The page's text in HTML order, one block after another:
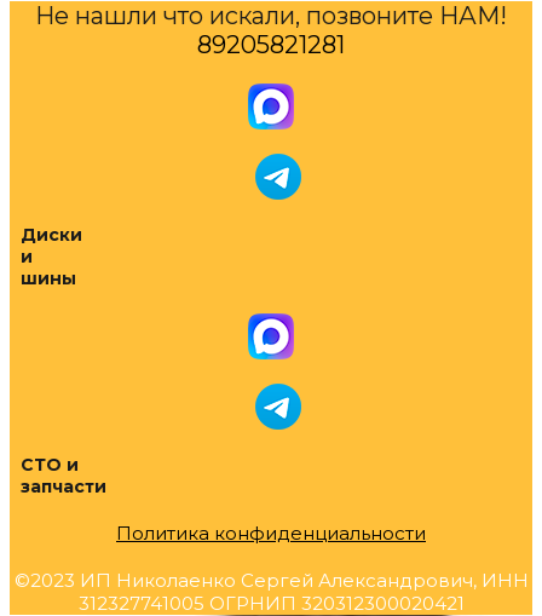
Не нашли что искали, позвоните НАМ!
89205821281
Диски
и
шины
СТО и
запчасти
Политика конфиденциальности
©2023 ИП Николаенко Сергей Александрович, ИНН
312327741005 ОГРНИП 320312300020421